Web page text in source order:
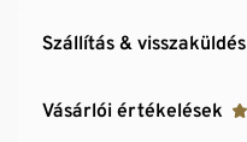
Szállítás & visszaküldés
Vásárlói értékelések